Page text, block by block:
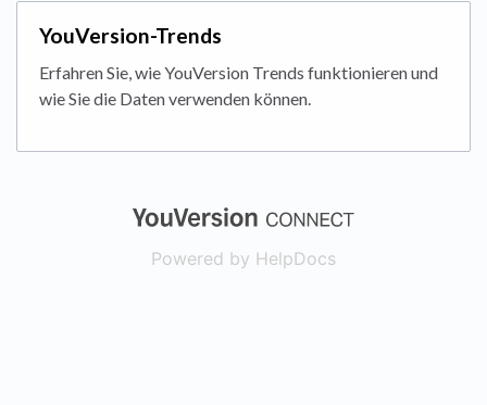
YouVersion-Trends
Erfahren Sie, wie YouVersion Trends funktionieren und
wie Sie die Daten verwenden können.
(opens in a
Powered by HelpDocs